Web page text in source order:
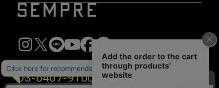
03-6407-9100